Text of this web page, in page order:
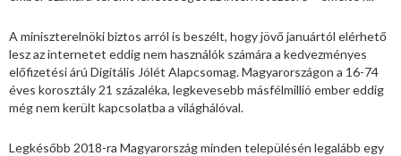
A miniszterelnöki biztos arról is beszélt, hogy jövő januártól elérhető
lesz az internetet eddig nem használók számára a kedvezményes
előfizetési árú Digitális Jólét Alapcsomag. Magyarországon a 16-74
éves korosztály 21 százaléka, legkevesebb másfélmillió ember eddig
még nem került kapcsolatba a világhálóval.
Legkésőbb 2018-ra Magyarország minden településén legalább egy